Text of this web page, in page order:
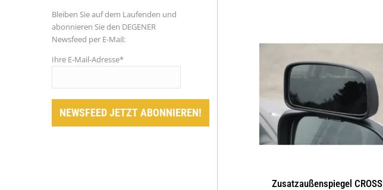
Zusatz­außenspiegel CROSS
Bleiben Sie auf dem Laufenden und
abonnieren Sie den DEGENER
Newsfeed per E-Mail:
Ihre E-Mail-Adresse*